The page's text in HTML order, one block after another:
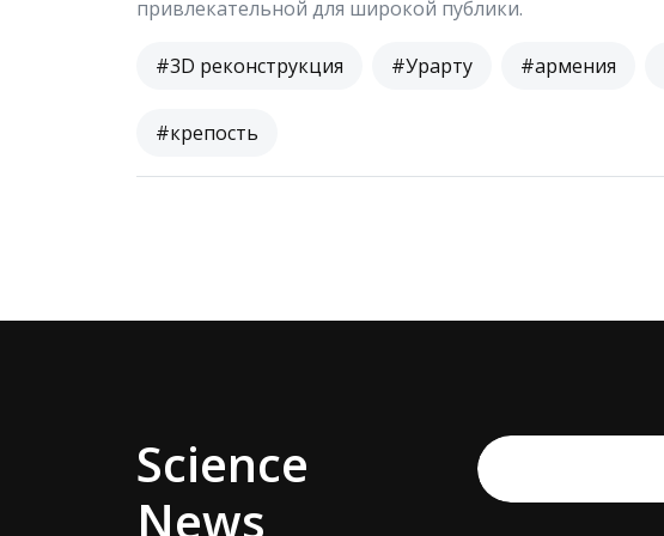
привлекательной для широкой публики.
#3D реконструкция #Урарту #армения
#крепость
Science
News